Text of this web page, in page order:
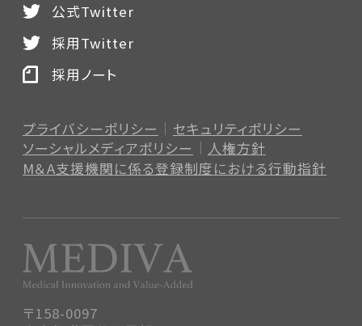
〒158-0097
プライバシーポリシー
セキュリティポリシー
ソーシャルメディアポリシー
人権方針
M＆A支援機関に係る登録制度における行動指針
公式Twitter
採用Twitter
採用ノート